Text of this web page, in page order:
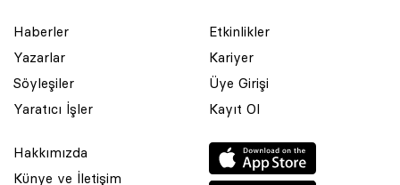
Haberler
Yazarlar
Söyleşiler
Yaratıcı İşler
Etkinlikler
Kariyer
Üye Girişi
Kayıt Ol
Hakkımızda
Künye ve İletişim